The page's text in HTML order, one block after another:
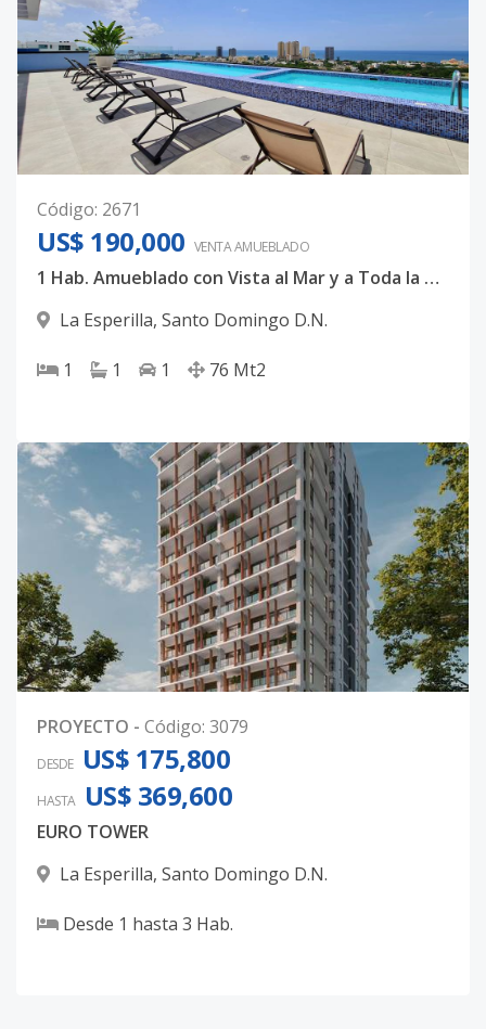
Código: 2671
US$ 190,000 VENTA AMUEBLADO
1 Hab. Amueblado con Vista al Mar y a Toda la Ciudad
La Esperilla, Santo Domingo D.N.
1 1 1 76 Mt2
PROYECTO - Código: 3079
DESDE US$ 175,800
HASTA US$ 369,600
EURO TOWER
La Esperilla, Santo Domingo D.N.
Desde 1 hasta 3 Hab.